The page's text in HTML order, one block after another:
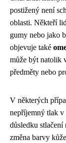
postižený není
oblasti. Někteří
gumy nebo jako
objevuje také
může být natolik
předměty nebo
V některých
nepříjemný tlak v
důsledku
změna barvy